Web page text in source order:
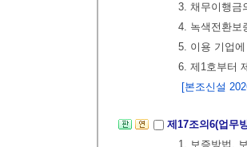
3. 채무이행금
4. 녹색전환보
5. 이용 기업
6. 제1호부터
[본조신설
제17조의6(업무
1. 보증방법,